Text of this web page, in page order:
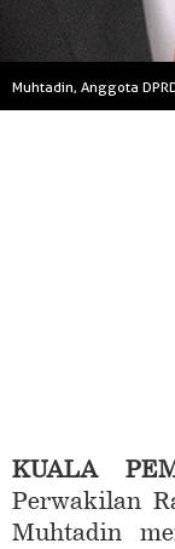
Muhtadin, Anggota
KUALA
Perwakilan
Muhtadin